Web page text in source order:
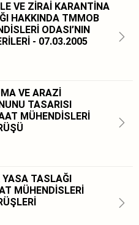
VE ZİRAİ KARANTİNA
HAKKINDA TMMOB
ODASI’NIN
- 07.03.2005
VE ARAZİ
TASARISI
MÜHENDİSLERİ
YASA TASLAĞI
MÜHENDİSLERİ